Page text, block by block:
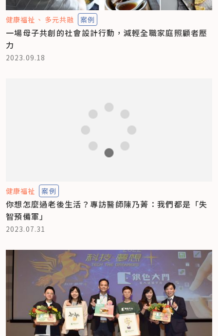
健康福祉 多元共融 案例
一場母子共創的社會設計行動，減輕全職家庭照顧者壓
力
2023.09.18
健康福祉 案例
你想怎麼過老後生活？專訪醫師陳乃菁：我們都是「失
智預備軍」
2023.07.31